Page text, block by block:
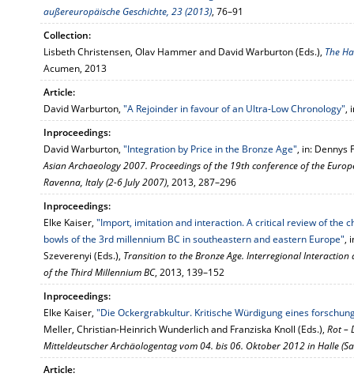
außereuropäische Geschichte, 23 (2013), 76–91
Collection:
Lisbeth Christensen, Olav Hammer and David Warburton (Eds.), The
Acumen, 2013
Article:
David Warburton, "A Rejoinder in favour of an Ultra-Low Chronology",
Inproceedings:
David Warburton, "Integration by Price in the Bronze Age", in: Dennys
Asian Archaeology 2007. Proceedings of the 19th conference of the
Ravenna, Italy (2-6 July 2007), 2013, 287–296
Inproceedings:
Elke Kaiser, "Import, imitation and interaction. A critical review of the
bowls of the 3rd millennium BC in southeastern and eastern Europe",
Szeverenyi (Eds.), Transition to the Bronze Age. Interregional
of the Third Millennium BC, 2013, 139–152
Inproceedings:
Elke Kaiser, "Die Ockergrabkultur. Kritische Würdigung eines
Meller, Christian-Heinrich Wunderlich and Franziska Knoll (Eds.), Rot –
Mitteldeutscher Archäologentag vom 04. bis 06. Oktober 2012 in Halle
Article: